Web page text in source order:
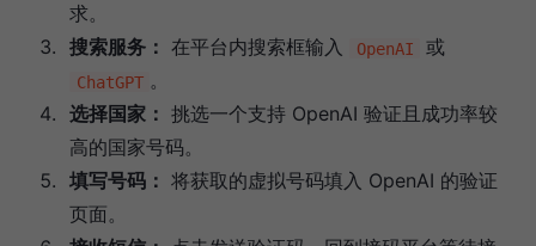
求。
搜索服务： 在平台内搜索框输入 OpenAI 或
ChatGPT 。
选择国家： 挑选一个支持 OpenAI 验证且成功率较
高的国家号码。
填写号码： 将获取的虚拟号码填入 OpenAI 的验证
页面。